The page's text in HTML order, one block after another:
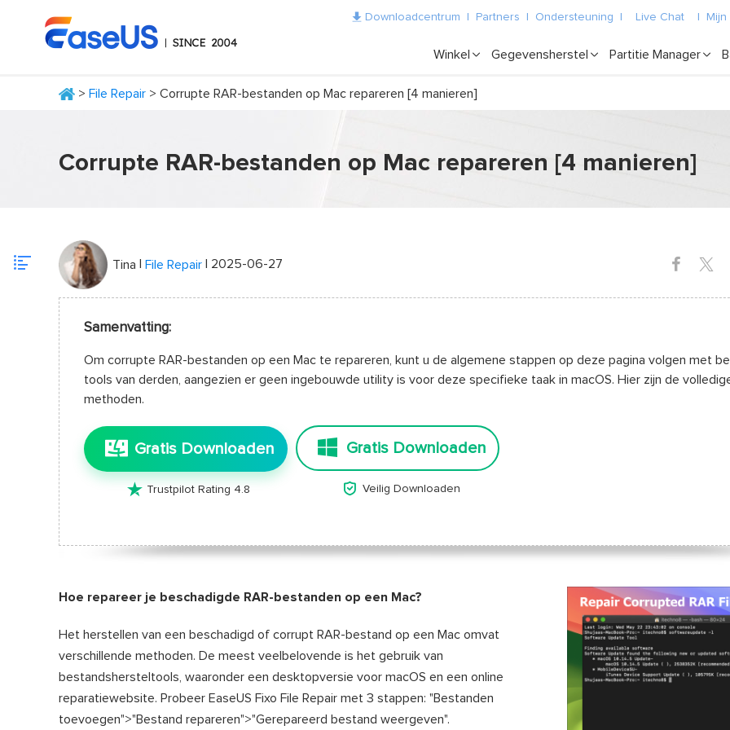
Downloadcentrum Partners Ondersteuning Live Chat
Winkel Gegevensherstel Partitie Manager
> File Repair > Corrupte RAR-bestanden op Mac repareren [4 manieren]
Corrupte RAR-bestanden op Mac repareren [4 manieren]
Tina File Repair | 2025-06-27
Samenvatting:
Om corrupte RAR-bestanden op een Mac te repareren, kunt u de algemene stappen op deze pagina volgen met
tools van derden, aangezien er geen ingebouwde utility is voor deze specifieke taak in macOS. Hier zijn de
methoden.
Gratis Downloaden
 Trustpilot Rating 4.8
Gratis Downloaden
 Veilig Downloaden
Hoe repareer je beschadigde RAR-bestanden op een Mac?
Het herstellen van een beschadigd of corrupt RAR-bestand op een Mac omvat
verschillende methoden. De meest veelbelovende is het gebruik van
bestandshersteltools, waaronder een desktopversie voor macOS en een online
reparatiewebsite. Probeer EaseUS Fixo File Repair met 3 stappen: "Bestanden
toevoegen">"Bestand repareren">"Gerepareerd bestand weergeven".